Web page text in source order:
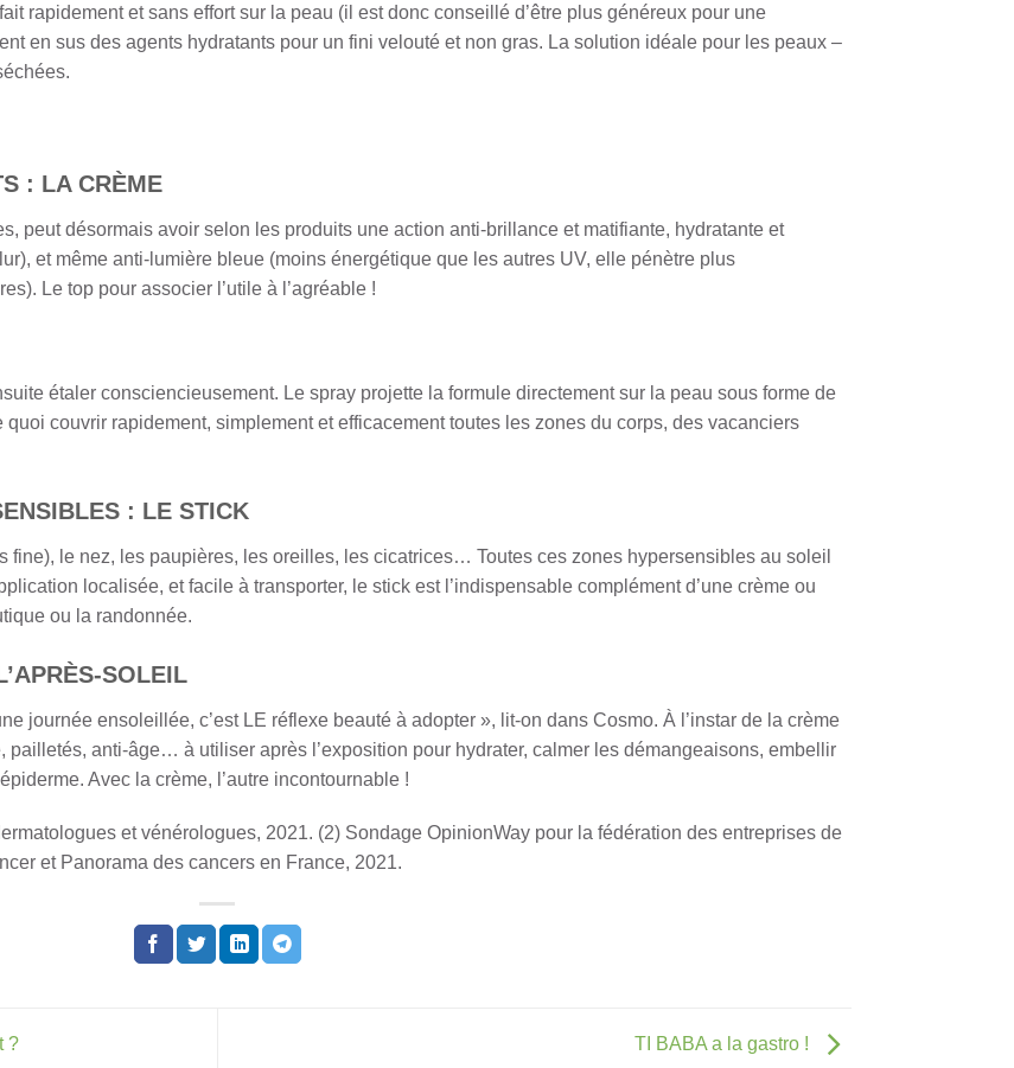
rapidement et sans effort sur la peau (il est donc conseillé d’être plus généreux pour une
en sus des agents hydratants pour un fini velouté et non gras. La solution idéale pour les peaux –
: LA CRÈME
peut désormais avoir selon les produits une action anti-brillance et matifiante, hydratante et
et même anti-lumière bleue (moins énergétique que les autres UV, elle pénètre plus
Le top pour associer l’utile à l’agréable !
étaler consciencieusement. Le spray projette la formule directement sur la peau sous forme de
couvrir rapidement, simplement et efficacement toutes les zones du corps, des vacanciers
: LE STICK
fine), le nez, les paupières, les oreilles, les cicatrices… Toutes ces zones hypersensibles au soleil
localisée, et facile à transporter, le stick est l’indispensable complément d’une crème ou
ou la randonnée.
SOLEIL
journée ensoleillée, c’est LE réflexe beauté à adopter », lit-on dans Cosmo. À l’instar de la crème
anti-âge… à utiliser après l’exposition pour hydrater, calmer les démangeaisons, embellir
Avec la crème, l’autre incontournable !
et vénérologues, 2021. (2) Sondage OpinionWay pour la fédération des entreprises de
et Panorama des cancers en France, 2021.
? TI BABA a la gastro !